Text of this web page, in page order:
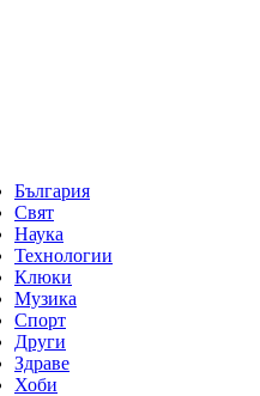
България
Свят
Наука
Технологии
Клюки
Музика
Спорт
Други
Здраве
Хоби